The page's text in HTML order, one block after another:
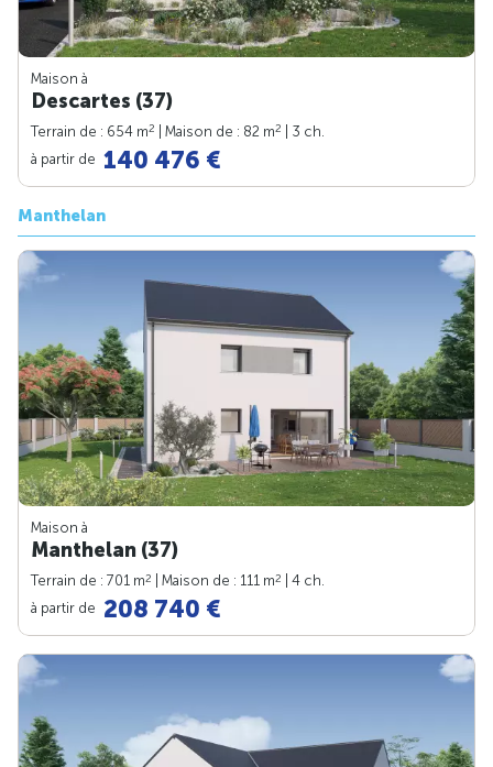
Maison à
Descartes (37)
Terrain de : 654 m2 | Maison de : 82 m2
| 3 ch.
à partir de 140 476 €
Manthelan
Maison à
Manthelan (37)
Terrain de : 701 m2 | Maison de : 111 m2
| 4 ch.
à partir de 208 740 €